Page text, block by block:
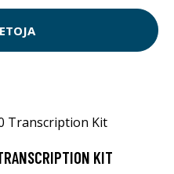
KIT